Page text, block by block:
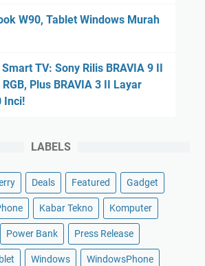
W90, Tablet Windows Murah
TV: Sony Rilis BRAVIA 9 II
Plus BRAVIA 3 II Layar
Inci!
LABELS
Deals Featured Gadget
Kabar Tekno Komputer
Power Bank Press Release
Windows WindowsPhone